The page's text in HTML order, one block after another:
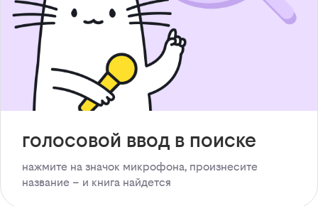
голосовой ввод в поиске
нажмите на значок микрофона, произнесите
название – и книга найдется